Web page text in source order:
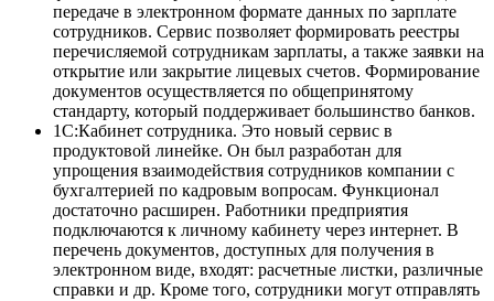
передаче в электронном формате данных по зарплате
сотрудников. Сервис позволяет формировать реестры
перечисляемой сотрудникам зарплаты, а также заявки на
открытие или закрытие лицевых счетов. Формирование
документов осуществляется по общепринятому
стандарту, который поддерживает большинство банков.
1С:Кабинет сотрудника. Это новый сервис в
продуктовой линейке. Он был разработан для
упрощения взаимодействия сотрудников компании с
бухгалтерией по кадровым вопросам. Функционал
достаточно расширен. Работники предприятия
подключаются к личному кабинету через интернет. В
перечень документов, доступных для получения в
электронном виде, входят: расчетные листки, различные
справки и др. Кроме того, сотрудники могут отправлять